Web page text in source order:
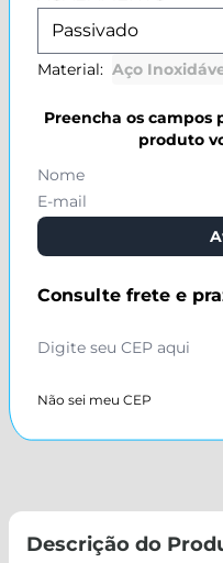
Material: Aço
Preencha os campos
produto
Consulte frete e
Não sei meu CEP
Descrição do